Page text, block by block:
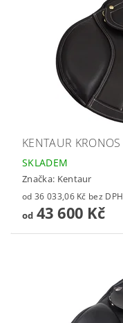
KENTAUR KRONOS
SKLADEM
Značka: Kentaur
od 36 033,06 Kč bez DPH
od43 600 Kč